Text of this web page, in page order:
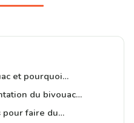
et pourquoi…
du bivouac…
pour faire du…